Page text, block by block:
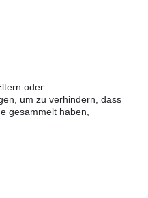
oder
um zu verhindern, dass
gesammelt haben,